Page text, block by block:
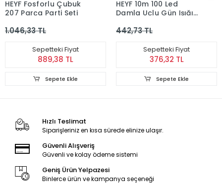
HEYF Fosforlu Çubuk
207 Parça Parti Seti
1.046,33 TL
Sepetteki Fiyat
889,38 TL
Sepete Ekle
HEYF 10m 100 Led
Damla Uçlu Gün Işığı
442,73 TL
Sepetteki Fiyat
376,32 TL
Sepete Ekle
Hızlı Teslimat
Siparişleriniz en kısa sürede elinize ulaşır.
Güvenli Alışveriş
Güvenli ve kolay ödeme sistemi
Geniş Ürün Yelpazesi
Binlerce ürün ve kampanya seçeneği